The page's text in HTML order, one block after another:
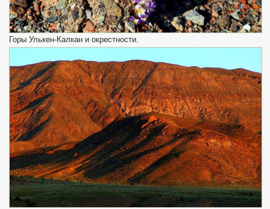
Горы Улькен-Калкан и окрестности.